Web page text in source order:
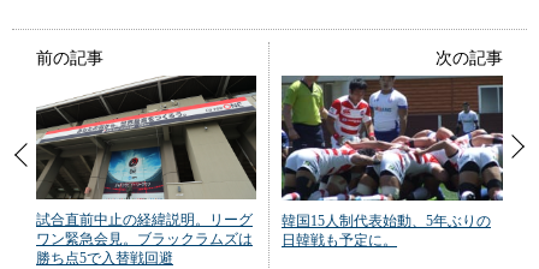
前の記事
試合直前中止の経緯説明。リーグ
ワン緊急会見。ブラックラムズは
勝ち点5で入替戦回避
次の記事
韓国15人制代表始動、5年ぶりの
日韓戦も予定に。